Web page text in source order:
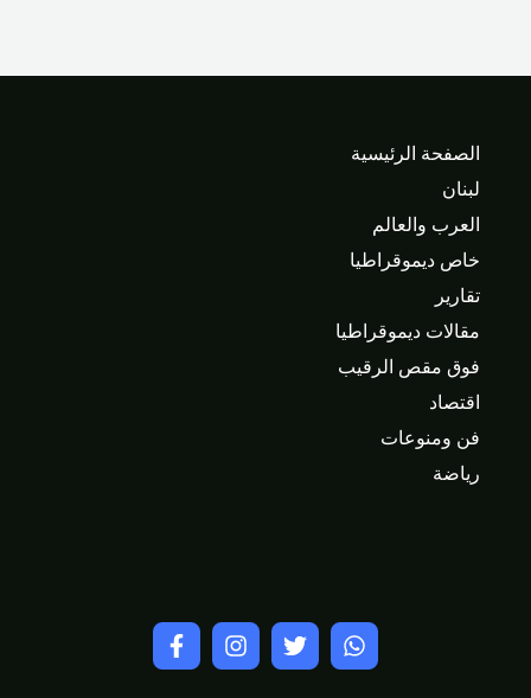
الصفحة الرئيسية
لبنان
العرب والعالم
خاص ديموقراطيا
تقارير
مقالات ديموقراطيا
فوق مقص الرقيب
اقتصاد
فن ومنوعات
رياضة